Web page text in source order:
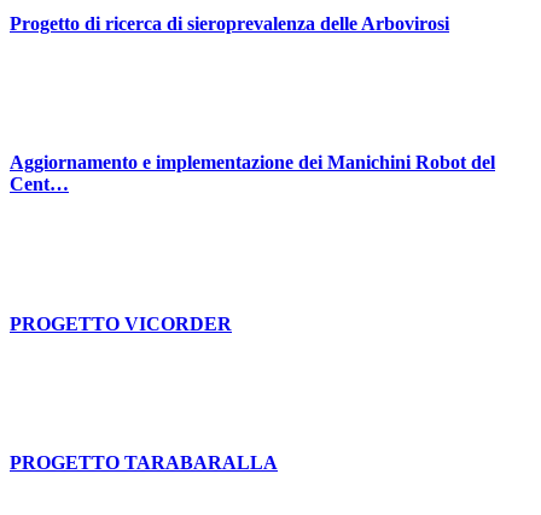
Progetto di ricerca di sieroprevalenza delle Arbovirosi
Aggiornamento e implementazione dei Manichini Robot del
Cent…
PROGETTO VICORDER
PROGETTO TARABARALLA